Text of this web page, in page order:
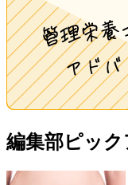
編集部ピッ